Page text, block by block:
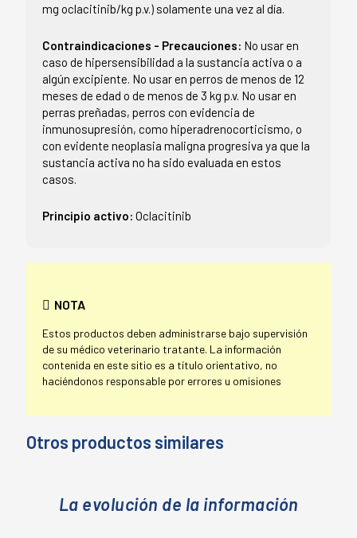
mg oclacitinib/kg p.v.) solamente una vez al día.
Contraindicaciones - Precauciones: No usar en
caso de hipersensibilidad a la sustancia activa o a
algún excipiente. No usar en perros de menos de 12
meses de edad o de menos de 3 kg p.v. No usar en
perras preñadas, perros con evidencia de
inmunosupresión, como hiperadrenocorticismo, o
con evidente neoplasia maligna progresiva ya que la
sustancia activa no ha sido evaluada en estos
casos.
Principio activo: Oclacitinib
NOTA
Estos productos deben administrarse bajo supervisión
de su médico veterinario tratante. La información
contenida en este sitio es a título orientativo, no
haciéndonos responsable por errores u omisiones
Otros productos similares
La evolución de la información